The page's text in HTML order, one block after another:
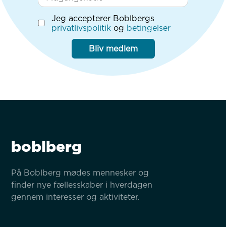
Jeg accepterer Boblbergs
privatlivspolitik og betingelser
Bliv medlem
boblberg
På Boblberg mødes mennesker og
finder nye fællesskaber i hverdagen
gennem interesser og aktiviteter.